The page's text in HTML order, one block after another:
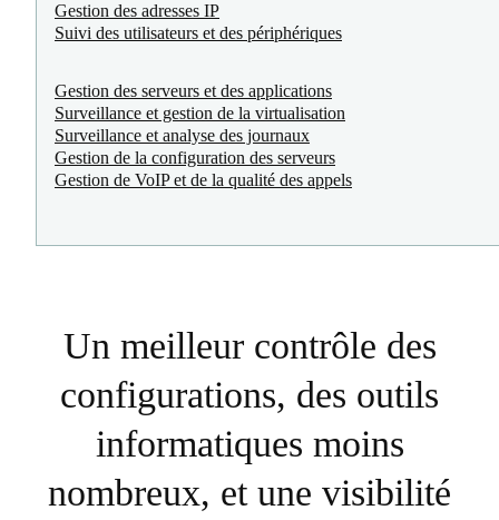
Gestion des adresses IP
Suivi des utilisateurs et des périphériques
Gestion des serveurs et des applications
Surveillance et gestion de la virtualisation
Surveillance et analyse des journaux
Gestion de la configuration des serveurs
Gestion de VoIP et de la qualité des appels
Un meilleur contrôle des
configurations, des outils
informatiques moins
nombreux, et une visibilité